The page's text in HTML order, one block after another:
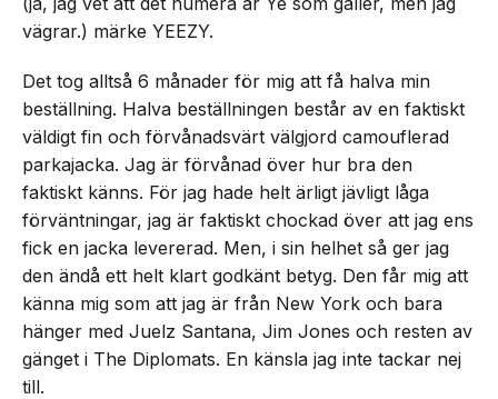
vägrar.) märke YEEZY.
Det tog alltså 6 månader för mig att få halva min
beställning. Halva beställningen består av en faktiskt
väldigt fin och förvånadsvärt välgjord camouflerad
parkajacka. Jag är förvånad över hur bra den
faktiskt känns. För jag hade helt ärligt jävligt låga
förväntningar, jag är faktiskt chockad över att jag ens
fick en jacka levererad. Men, i sin helhet så ger jag
den ändå ett helt klart godkänt betyg. Den får mig att
känna mig som att jag är från New York och bara
hänger med Juelz Santana, Jim Jones och resten av
gänget i The Diplomats. En känsla jag inte tackar nej
till.